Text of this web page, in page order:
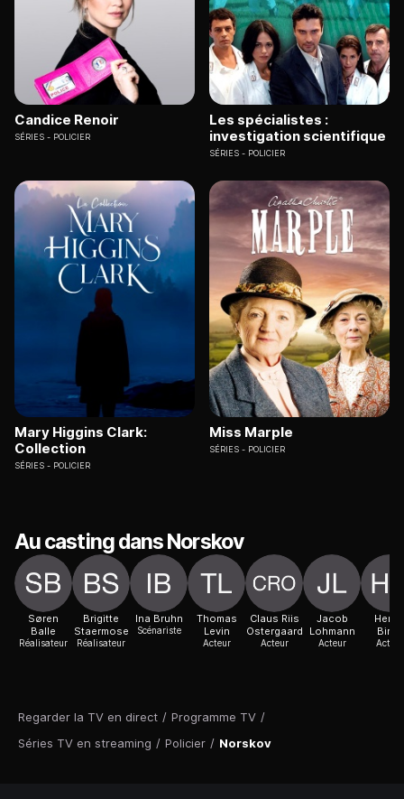
Regarder la TV en direct / Programme TV /
Séries TV en streaming / Policier / Norskov
Candice Renoir
SÉRIES POLICIER
Les spécialistes :
investigation scientifique
SÉRIES POLICIER
Mary Higgins Clark:
Collection
SÉRIES POLICIER
Miss Marple
SÉRIES POLICIER
Au casting dans Norskov
Søren
Balle
Réalisateur
Brigitte
Staermose
Réalisateur
Ina Bruhn
Scénariste
Thomas
Levin
Acteur
Claus Riis
Ostergaard
Acteur
Jacob
Lohmann
Acteur
Birch
Acteur